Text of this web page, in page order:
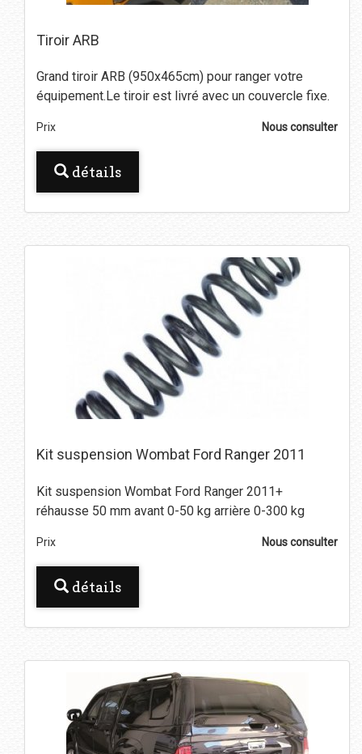
Tiroir ARB
Grand tiroir ARB (950x465cm) pour ranger votre
équipement.Le tiroir est livré avec un couvercle fixe.
Prix Nous consulter
détails
Kit suspension Wombat Ford Ranger 2011
Kit suspension Wombat Ford Ranger 2011+
réhausse 50 mm avant 0-50 kg arrière 0-300 kg
Prix Nous consulter
détails